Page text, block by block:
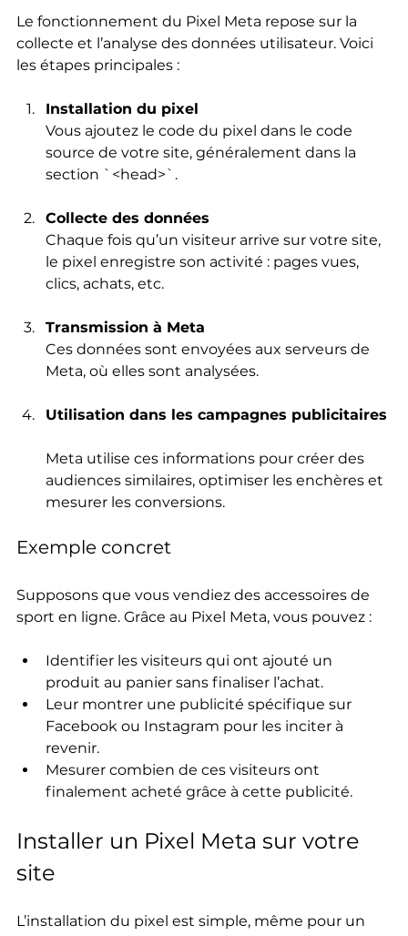
Le fonctionnement du Pixel Meta repose sur la
collecte et l’analyse des données utilisateur. Voici
les étapes principales :
Installation du pixel
Vous ajoutez le code du pixel dans le code
source de votre site, généralement dans la
section `<head>`.
Collecte des données
Chaque fois qu’un visiteur arrive sur votre site,
le pixel enregistre son activité : pages vues,
clics, achats, etc.
Transmission à Meta
Ces données sont envoyées aux serveurs de
Meta, où elles sont analysées.
Utilisation dans les campagnes publicitaires
Meta utilise ces informations pour créer des
audiences similaires, optimiser les enchères et
mesurer les conversions.
Exemple concret
Supposons que vous vendiez des accessoires de
sport en ligne. Grâce au Pixel Meta, vous pouvez :
Identifier les visiteurs qui ont ajouté un
produit au panier sans finaliser l’achat.
Leur montrer une publicité spécifique sur
Facebook ou Instagram pour les inciter à
revenir.
Mesurer combien de ces visiteurs ont
finalement acheté grâce à cette publicité.
Installer un Pixel Meta sur votre
site
L’installation du pixel est simple, même pour un